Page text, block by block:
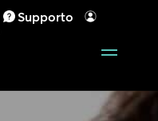
Supporto